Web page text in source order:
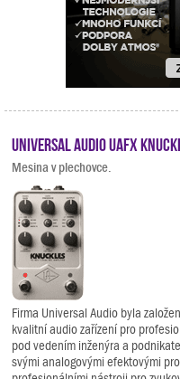
Universal Audio UAFX
Mesina v plechovce.
Firma Universal Audio byla
kvalitní audio zařízení pro
pod vedením inženýra a
svými analogovými efektovými